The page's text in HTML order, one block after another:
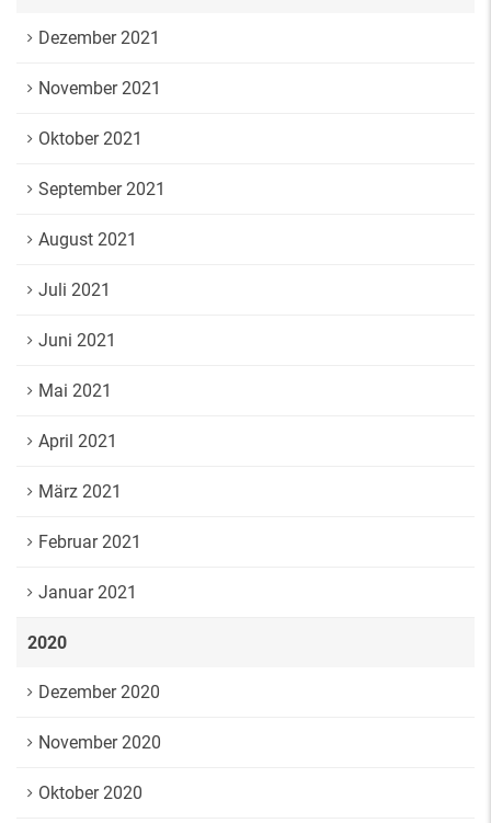
Dezember 2021
November 2021
Oktober 2021
September 2021
August 2021
Juli 2021
Juni 2021
Mai 2021
April 2021
März 2021
Februar 2021
Januar 2021
2020
Dezember 2020
November 2020
Oktober 2020